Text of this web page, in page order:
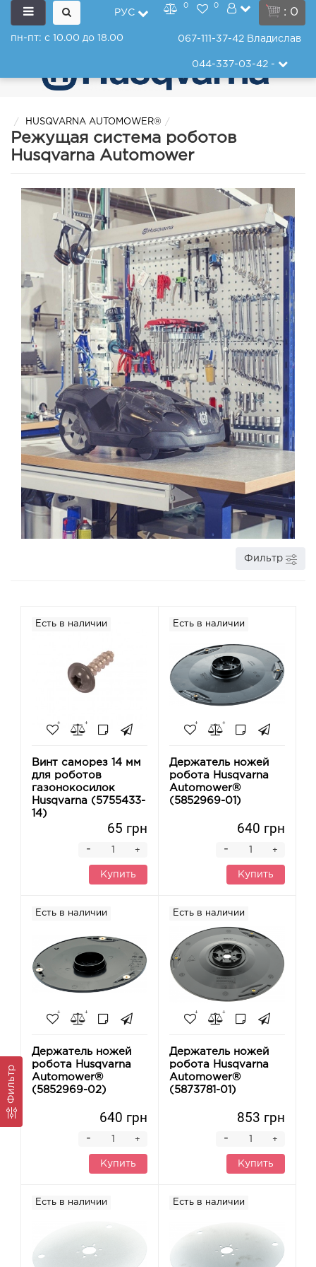
: 0
РУС
0 0
пн-пт: с 10.00 до 18.00 067-111-37-42 Владислав
044-337-03-42-
HUSQVARNA AUTOMOWER®
Режущая система роботов
Husqvarna Automower
Фильтр
Фильтр
Есть в наличии
Винт саморез 14 мм
для роботов
газонокосилок
Husqvarna (5755433-
14)
65 грн
+
-
Купить
Есть в наличии
Держатель ножей
робота Husqvarna
Automower®
(5852969-01)
640 грн
+
-
Купить
Есть в наличии
Держатель ножей
робота Husqvarna
Automower®
(5852969-02)
640 грн
+
-
Купить
Есть в наличии
Держатель ножей
робота Husqvarna
Automower®
(5873781-01)
853 грн
+
-
Купить
Есть в наличии Есть в наличии